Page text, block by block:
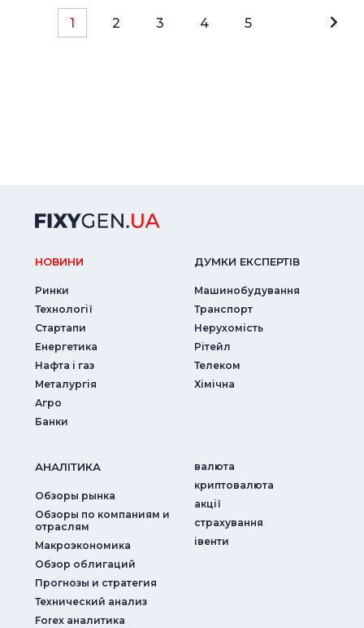
1 2 3 4 5
НОВИНИ
Ринки
Технології
Стартапи
Енергетика
Нафта і газ
Металургія
Агро
Банки
ДУМКИ ЕКСПЕРТIВ
Машинобудування
Транспорт
Нерухомість
Рітейл
Телеком
Хімічна
АНАЛIТИКА
Обзоры рынка
Обзоры по компаниям и
отраслям
Макроэкономика
Обзор облигаций
Прогнозы и стратегия
Технический анализ
Forex аналитика
валюта
криптовалюта
акції
страхування
iвенти